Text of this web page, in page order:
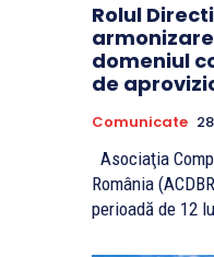
Rolul
domeniul
de
Comunicate
Asociaţia
România
perioadă de 12